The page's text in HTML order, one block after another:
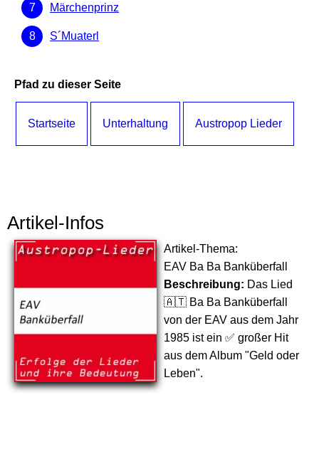
Märchenprinz
S´Muaterl
Pfad zu dieser Seite
Startseite Unterhaltung Austropop Lieder
Artikel-Infos
Artikel-Thema:
EAV Ba Ba Banküberfall
Beschreibung: Das Lied
🇦🇹 Ba Ba Banküberfall
von der EAV aus dem Jahr
1985 ist ein ✅ großer Hit
aus dem Album "Geld oder
Leben".